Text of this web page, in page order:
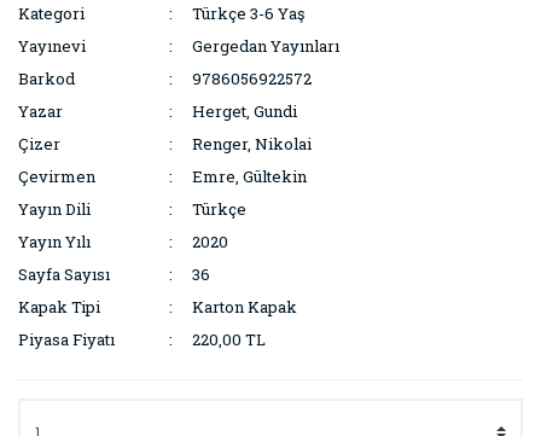
Kategori
Türkçe 3-6 Yaş
Yayınevi
Gergedan Yayınları
Barkod
9786056922572
Yazar
Herget, Gundi
Çizer
Renger, Nikolai
Çevirmen
Emre, Gültekin
Yayın Dili
Türkçe
Yayın Yılı
2020
Sayfa Sayısı
36
Kapak Tipi
Karton Kapak
Piyasa Fiyatı
220,00 TL